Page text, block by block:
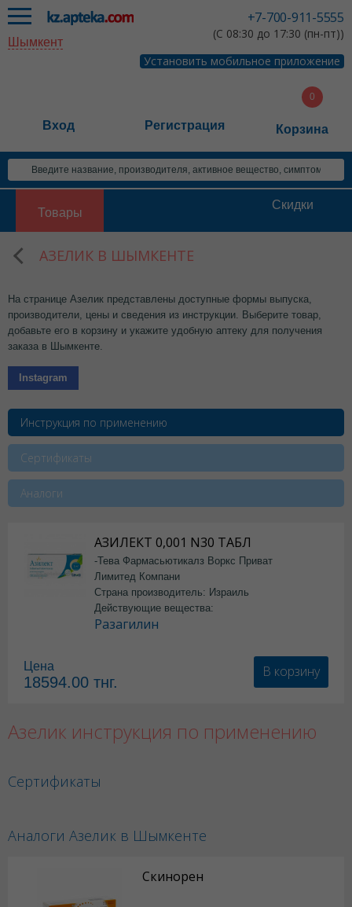
+7-700-911-5555
(С 08:30 до 17:30 (пн-пт))
Установить мобильное приложение
Шымкент
Вход Регистрация Корзина
Товары
Скидки
АЗЕЛИК В ШЫМКЕНТЕ
На странице Азелик представлены доступные формы выпуска,
производители, цены и сведения из инструкции. Выберите товар,
добавьте его в корзину и укажите удобную аптеку для получения
заказа в Шымкенте.
Instagram
Инструкция по применению
Сертификаты
Аналоги
АЗИЛЕКТ 0,001 N30 ТАБЛ
-Тева Фармасьютикалз Воркс Приват
Лимитед Компани
Страна производитель: Израиль
Действующие вещества:
Разагилин
Цена
18594.00 тнг.
В корзину
Азелик инструкция по применению
Сертификаты
Аналоги Азелик в Шымкенте
Скинорен